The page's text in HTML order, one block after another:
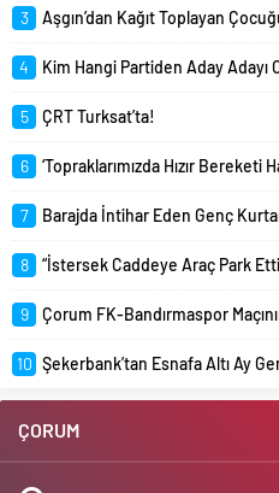
3 Aşgın’dan Kağıt Toplayan
4 Kim Hangi Partiden Aday Adayı
5 ÇRT Turksat’ta!
6 ‘Topraklarımızda Hızır Bereketi
7 Barajda İntihar Eden Genç
8 “İstersek Caddeye Araç Park
9 Çorum FK-Bandırmaspor
10 Şekerbank’tan Esnafa Altı Ay
ÇORUM